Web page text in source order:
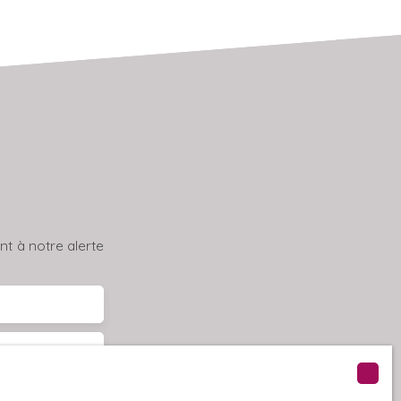
à notre alerte